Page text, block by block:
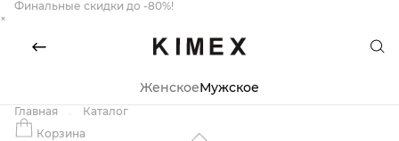
Финальные скидки до -80%!
×
ЖенскоеМужское
Главная
Каталог
Корзина